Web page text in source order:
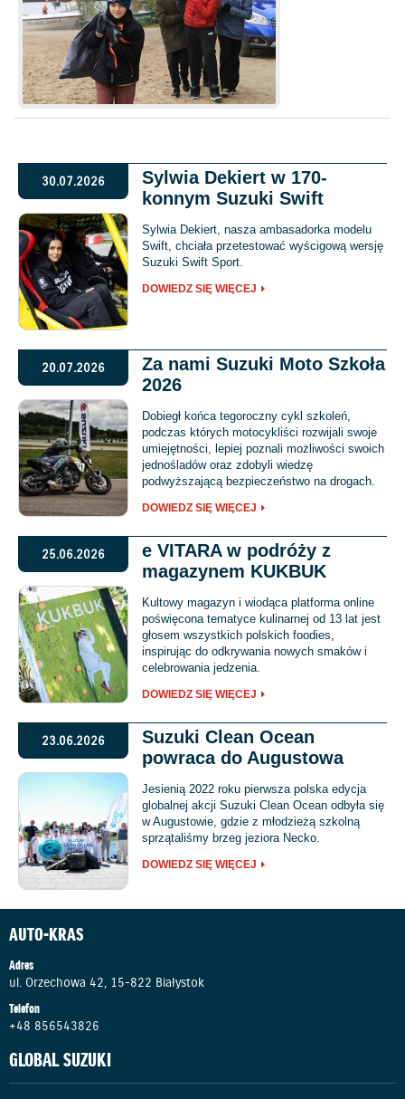
30.07.2026
Sylwia Dekiert w 170-
konnym Suzuki Swift
Sylwia Dekiert, nasza ambasadorka modelu
Swift, chciała przetestować wyścigową wersję
Suzuki Swift Sport.
DOWIEDZ SIĘ WIĘCEJ
20.07.2026
Za nami Suzuki Moto Szkoła
2026
Dobiegł końca tegoroczny cykl szkoleń,
podczas których motocykliści rozwijali swoje
umiejętności, lepiej poznali możliwości swoich
jednośladów oraz zdobyli wiedzę
podwyższającą bezpieczeństwo na drogach.
DOWIEDZ SIĘ WIĘCEJ
25.06.2026
e VITARA w podróży z
magazynem KUKBUK
Kultowy magazyn i wiodąca platforma online
poświęcona tematyce kulinarnej od 13 lat jest
głosem wszystkich polskich foodies,
inspirując do odkrywania nowych smaków i
celebrowania jedzenia.
DOWIEDZ SIĘ WIĘCEJ
23.06.2026
Suzuki Clean Ocean
powraca do Augustowa
Jesienią 2022 roku pierwsza polska edycja
globalnej akcji Suzuki Clean Ocean odbyła się
w Augustowie, gdzie z młodzieżą szkolną
sprzątaliśmy brzeg jeziora Necko.
DOWIEDZ SIĘ WIĘCEJ
AUTO-KRAS
Adres
ul. Orzechowa 42, 15-822 Białystok
Telefon
+48 856543826
GLOBAL SUZUKI